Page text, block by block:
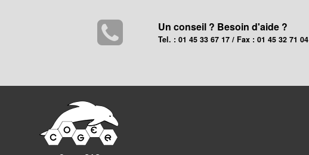
Un conseil ? Besoin d'aide ?
Tel. : 01 45 33 67 17 / Fax : 01 45 32 71 04